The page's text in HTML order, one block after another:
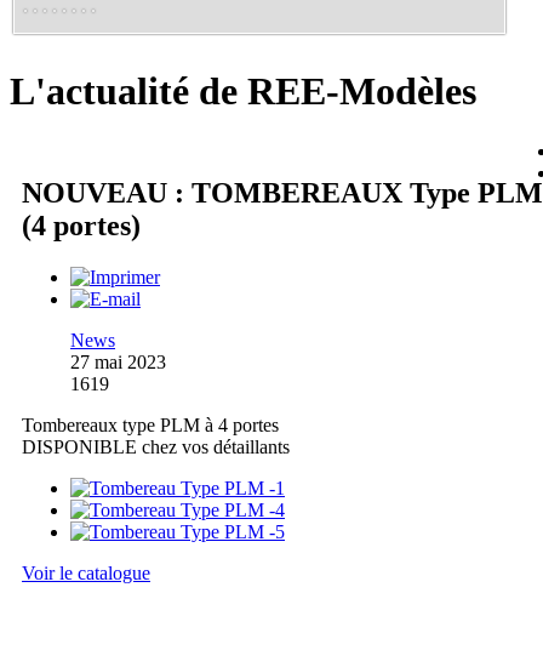
L'actualité de REE-Modèles
NOUVEAU : TOMBEREAUX Type PLM
(4 portes)
News
27 mai 2023
1619
Tombereaux type PLM à 4 portes
DISPONIBLE chez vos détaillants
Voir le catalogue